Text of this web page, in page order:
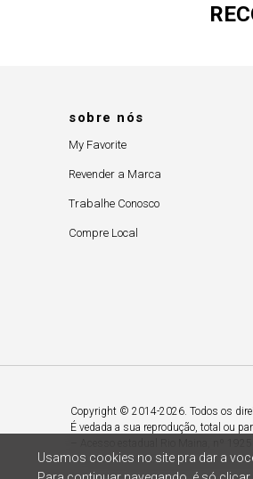
Usamos cookies no site pra dar a
sobre nós
My Favorite
Revender a Marca
Trabalhe Conosco
Compre Local
Copyright © 2014-2026. Todos os
É vedada a sua reprodução, total ou